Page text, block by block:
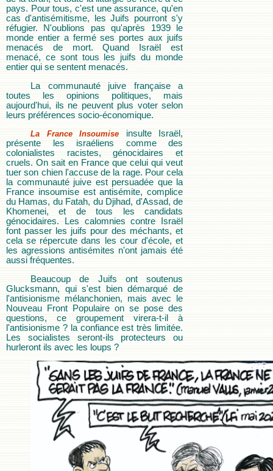
pays. Pour tous, c'est une assurance, qu'en
cas d'antisémitisme, les Juifs pourront s'y
réfugier. N'oublions pas qu'après 1939 le
monde entier a fermé ses portes aux juifs
menacés de mort. Quand Israël est
menacé, ce sont tous les juifs du monde
entier qui se sentent menacés.
La communauté juive française a
toutes les opinions politiques, mais
aujourd'hui, ils ne peuvent plus voter selon
leurs préférences socio-économique.
La France Insoumise insulte Israël,
présente les israéliens comme des
colonialistes racistes, génocidaires et
cruels. On sait en France que celui qui veut
tuer son chien l'accuse de la rage. Pour cela
la communauté juive est persuadée que la
France insoumise est antisémite, complice
du Hamas, du Fatah, du Djihad, d'Assad, de
Khomenei, et de tous les candidats
génocidaires. Les calomnies contre Israël
font passer les juifs pour des méchants, et
cela se répercute dans les cour d'école, et
les agressions antisémites n'ont jamais été
aussi fréquentes.
Beaucoup de Juifs ont soutenus
Glucksmann, qui s'est bien démarqué de
l'antisionisme mélanchonien, mais avec le
Nouveau Front Populaire on se pose des
questions, ce groupement virera-t-il à
l'antisionisme ? la confiance est très limitée.
Les socialistes seront-ils protecteurs ou
hurleront ils avec les loups ?